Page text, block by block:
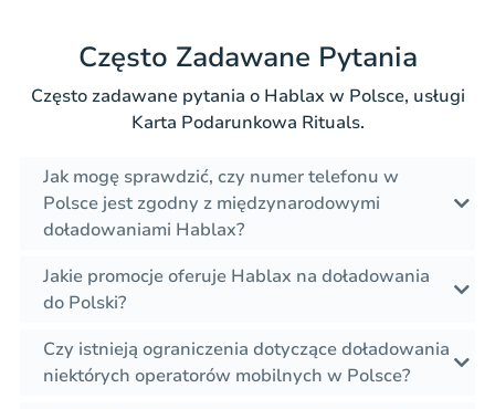
Często Zadawane Pytania
Często zadawane pytania o Hablax w Polsce, usługi
Karta Podarunkowa Rituals.
Jak mogę sprawdzić, czy numer telefonu w
Polsce jest zgodny z międzynarodowymi
doładowaniami Hablax?
Jakie promocje oferuje Hablax na doładowania
do Polski?
Czy istnieją ograniczenia dotyczące doładowania
niektórych operatorów mobilnych w Polsce?